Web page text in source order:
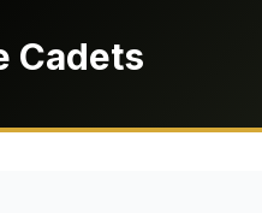
Cadets